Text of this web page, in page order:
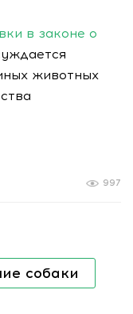
в законе о
животных
997
собаки